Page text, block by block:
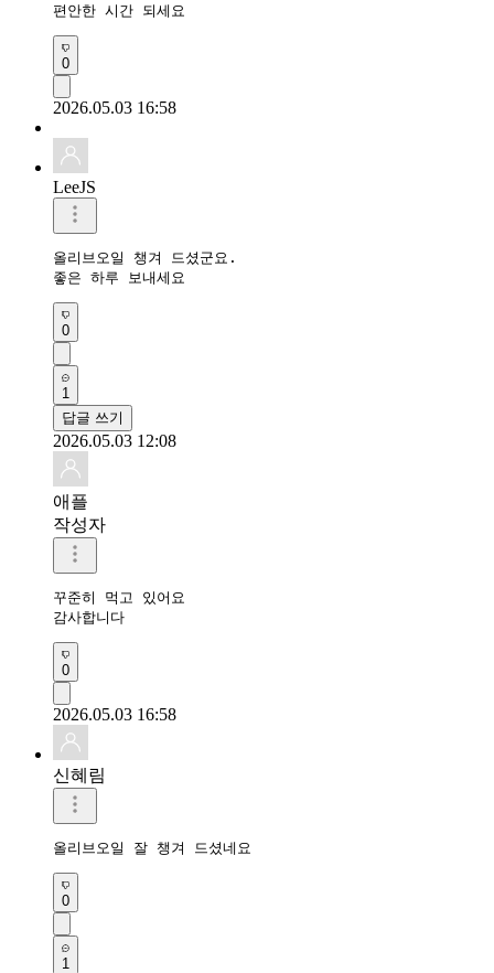
편안한 시간 되세요
0
2026.05.03 16:58
LeeJS
올리브오일 챙겨 드셨군요.
좋은 하루 보내세요
0
1
답글 쓰기
2026.05.03 12:08
애플
작성자
꾸준히 먹고 있어요
감사합니다
0
2026.05.03 16:58
신혜림
올리브오일 잘 챙겨 드셨네요
0
1